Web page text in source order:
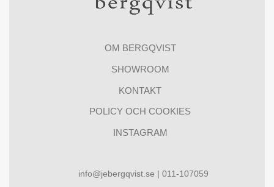
OM BERGQVIST
SHOWROOM
KONTAKT
POLICY OCH COOKIES
INSTAGRAM
info@jebergqvist.se | 011-107059